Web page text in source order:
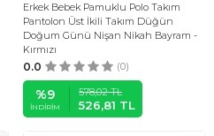
Erkek Bebek Pamuklu Polo Takım
Pantolon Üst İkili Takım Düğün
Doğum Günü Nişan Nikah Bayram -
Kırmızı
0.0 (0)
%9
İNDIRIM
578,02TL
526,81 TL